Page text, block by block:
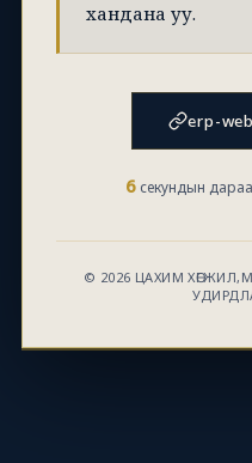
хандана уу.
erp-
6 секундын
© 2026 ЦАХИМ